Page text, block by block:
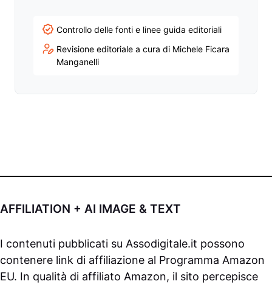
Controllo delle fonti e linee guida editoriali
Revisione editoriale a cura di Michele Ficara
Manganelli
AFFILIATION + AI IMAGE & TEXT
I contenuti pubblicati su Assodigitale.it possono
contenere link di affiliazione al Programma Amazon
EU. In qualità di affiliato Amazon, il sito percepisce